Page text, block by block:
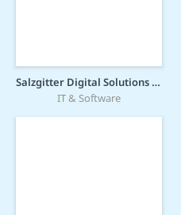
Salzgitter Digital Solutions GmbH
IT & Software